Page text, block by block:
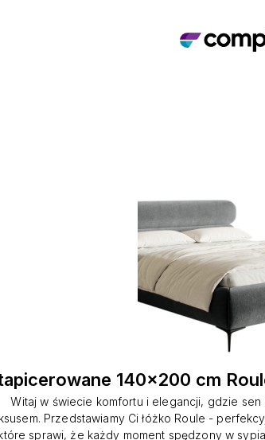
140x200 cm
Witaj w świecie komfortu i elegancji, gdzie
Przedstawiamy Ci łóżko Roule -
sprawi, że każdy moment spędzony w